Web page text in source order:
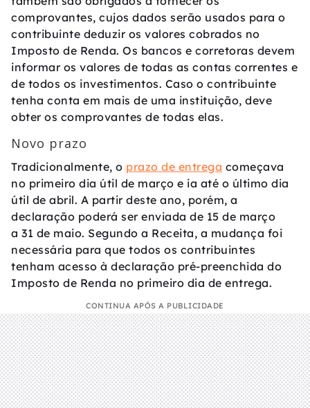
comprovantes, cujos dados serão usados para o
contribuinte deduzir os valores cobrados no
Imposto de Renda. Os bancos e corretoras devem
informar os valores de todas as contas correntes e
de todos os investimentos. Caso o contribuinte
tenha conta em mais de uma instituição, deve
obter os comprovantes de todas elas.
Novo prazo
Tradicionalmente, o prazo de entrega começava
no primeiro dia útil de março e ia até o último dia
útil de abril. A partir deste ano, porém, a
declaração poderá ser enviada de 15 de março
a 31 de maio. Segundo a Receita, a mudança foi
necessária para que todos os contribuintes
tenham acesso à declaração pré-preenchida do
Imposto de Renda no primeiro dia de entrega.
CONTINUA APÓS A PUBLICIDADE